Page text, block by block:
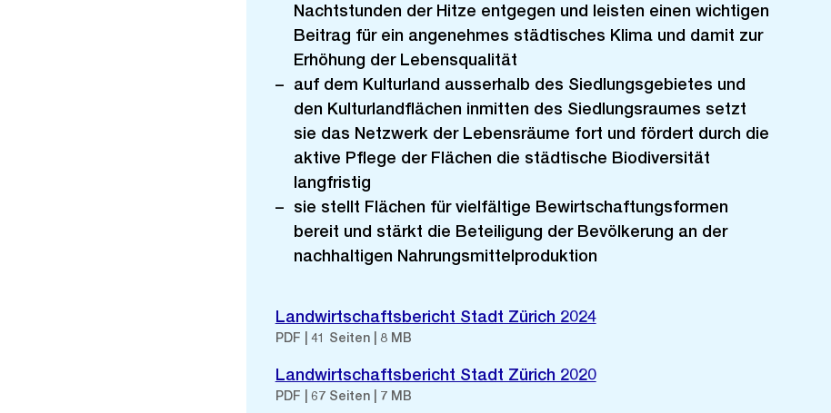
Nachtstunden der Hitze entgegen und leisten einen wichtigen
Beitrag für ein angenehmes städtisches Klima und damit zur
Erhöhung der Lebensqualität
auf dem Kulturland ausserhalb des Siedlungsgebietes und
den Kulturlandflächen inmitten des Siedlungsraumes setzt
sie das Netzwerk der Lebensräume fort und fördert durch die
aktive Pflege der Flächen die städtische Biodiversität
langfristig
sie stellt Flächen für vielfältige Bewirtschaftungsformen
bereit und stärkt die Beteiligung der Bevölkerung an der
nachhaltigen Nahrungsmittelproduktion
Landwirtschaftsbericht Stadt Zürich 2024
PDF | 41 Seiten | 8 MB
Landwirtschaftsbericht Stadt Zürich 2020
PDF | 67 Seiten | 7 MB